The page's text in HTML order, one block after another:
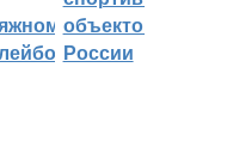
объектов
России